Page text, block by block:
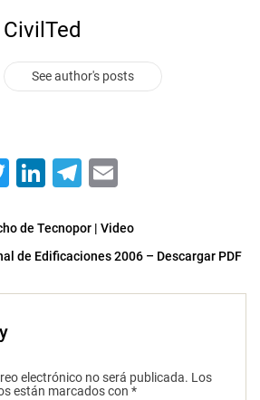
CivilTed
See author's posts
T
tt
er
Li
k
e
dI
T
e
gr
a
ai
l
de Tecnopor | Video
de Edificaciones 2006 – Descargar PDF
electrónico no será publicada. Los
están marcados con *